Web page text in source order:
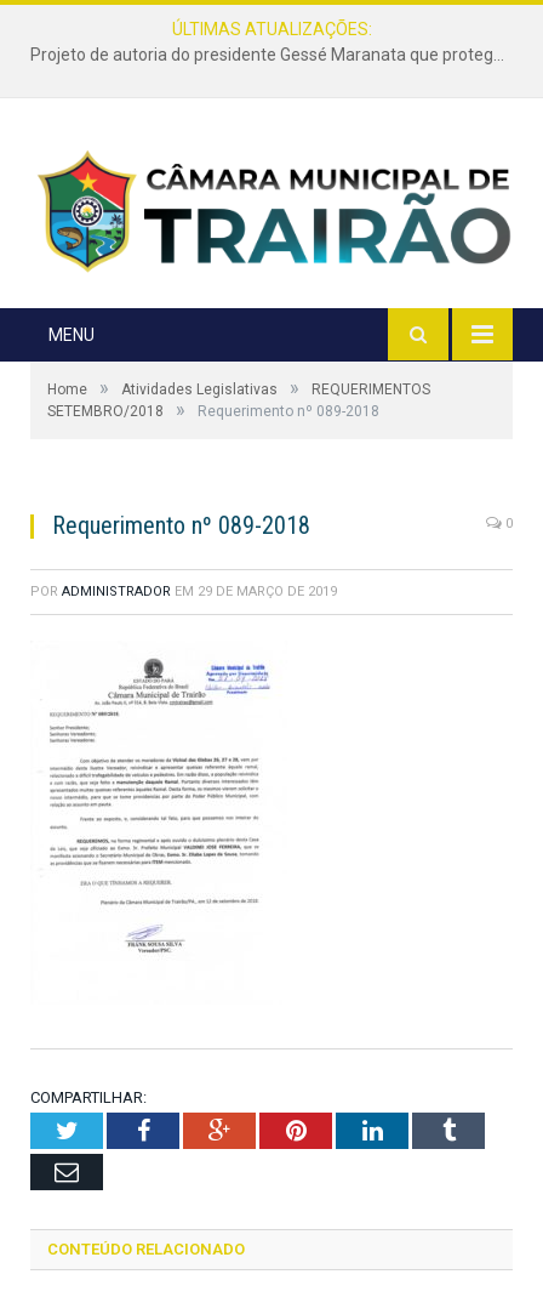
ÚLTIMAS ATUALIZAÇÕES:
Projeto de autoria do presidente Gessé Maranata que protege as estradas vicinais de Trairão é transformado em lei
MENU
Home » Atividades Legislativas »
REQUERIMENTOS
SETEMBRO/2018
» Requerimento nº 089-2018
Requerimento nº 089-2018 0
POR ADMINISTRADOR EM 29 DE MARÇO DE 2019
COMPARTILHAR:
TwitterFacebookGoogle+PinterestLinkedInTumblr
Email
CONTEÚDO RELACIONADO